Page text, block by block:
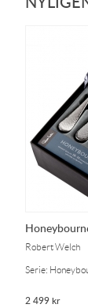
Robert Welch
Serie:
2 499kr